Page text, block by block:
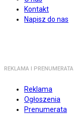
Kontakt
Napisz do nas
REKLAMA I PRENUMERATA
Reklama
Ogłoszenia
Prenumerata